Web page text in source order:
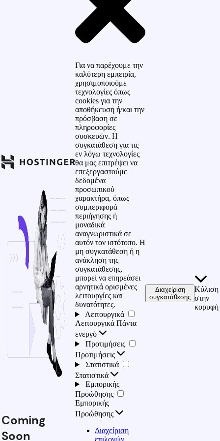
Coming
Soon
Για να παρέχουμε την
καλύτερη εμπειρία,
χρησιμοποιούμε
τεχνολογίες όπως
cookies για την
αποθήκευση ή/και την
πρόσβαση σε
πληροφορίες
συσκευών. Η
συγκατάθεση για τις
εν λόγω τεχνολογίες
θα μας επιτρέψει να
επεξεργαστούμε
δεδομένα
προσωπικού
χαρακτήρα, όπως
συμπεριφορά
περιήγησης ή
μοναδικά
αναγνωριστικά σε
αυτόν τον ιστότοπο. Η
μη συγκατάθεση ή η
ανάκληση της
συγκατάθεσης,
μπορεί να επηρεάσει
αρνητικά ορισμένες
λειτουργίες και
δυνατότητες.
Λειτουργικά
Λειτουργικά Πάντα
ενεργό
Προτιμήσεις
Προτιμήσεις
Στατιστικά
Στατιστικά
Εμπορικής
Προώθησης
Εμπορικής
Προώθησης
Διαχείριση
επιλογών
Διαχείριση
συγκατάθεσης
Κύλιση
στην
κορυφή